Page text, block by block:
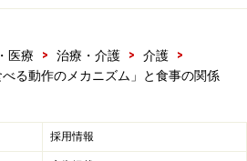
です。そして、このとき、気管へ
れておらず、食べ物などが気管を
医療 > 治療・介護 > 介護
>
べる動作のメカニズム」と食事の関係
採用情報